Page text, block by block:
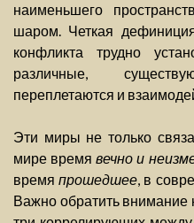
наименьшего
шаром. Четкая
конфликта трудно
различные,
переплетаются и
Эти миры не только
мире времявечно и
времяпрошедшее, в
Важно обратить внимание